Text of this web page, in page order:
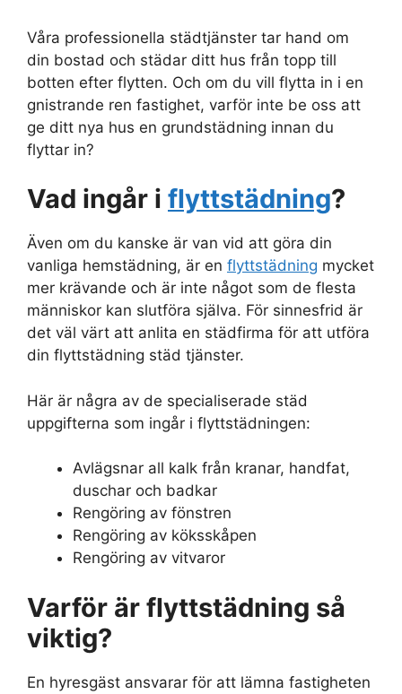
Våra professionella städtjänster tar hand om
din bostad och städar ditt hus från topp till
botten efter flytten. Och om du vill flytta in i en
gnistrande ren fastighet, varför inte be oss att
ge ditt nya hus en grundstädning innan du
flyttar in?
Vad ingår i flyttstädning?
Även om du kanske är van vid att göra din
vanliga hemstädning, är en flyttstädning mycket
mer krävande och är inte något som de flesta
människor kan slutföra själva. För sinnesfrid är
det väl värt att anlita en städfirma för att utföra
din flyttstädning städ tjänster.
Här är några av de specialiserade städ
uppgifterna som ingår i flyttstädningen:
Avlägsnar all kalk från kranar, handfat,
duschar och badkar
Rengöring av fönstren
Rengöring av köksskåpen
Rengöring av vitvaror
Varför är flyttstädning så
viktig?
En hyresgäst ansvarar för att lämna fastigheten